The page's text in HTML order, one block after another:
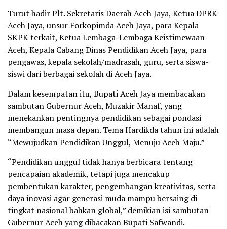
Turut hadir Plt. Sekretaris Daerah Aceh Jaya, Ketua DPRK
Aceh Jaya, unsur Forkopimda Aceh Jaya, para Kepala
SKPK terkait, Ketua Lembaga-Lembaga Keistimewaan
Aceh, Kepala Cabang Dinas Pendidikan Aceh Jaya, para
pengawas, kepala sekolah/madrasah, guru, serta siswa-
siswi dari berbagai sekolah di Aceh Jaya.
Dalam kesempatan itu, Bupati Aceh Jaya membacakan
sambutan Gubernur Aceh, Muzakir Manaf, yang
menekankan pentingnya pendidikan sebagai pondasi
membangun masa depan. Tema Hardikda tahun ini adalah
“Mewujudkan Pendidikan Unggul, Menuju Aceh Maju.”
“Pendidikan unggul tidak hanya berbicara tentang
pencapaian akademik, tetapi juga mencakup
pembentukan karakter, pengembangan kreativitas, serta
daya inovasi agar generasi muda mampu bersaing di
tingkat nasional bahkan global,” demikian isi sambutan
Gubernur Aceh yang dibacakan Bupati Safwandi.